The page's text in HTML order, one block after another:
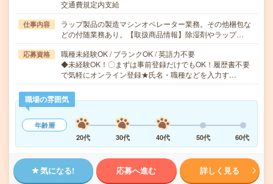
交通費規定内支給
仕事内容
ラップ製品の製造マシンオペレーター業務。その他梱包な
どの付随業務あり。【取扱商品情報】除湿剤やラップ…
応募資格
職種未経験OK / ブランクOK / 英語力不要
◆未経験OK！〇まずは事前登録だけでもOK！履歴書不要
で気軽にオンライン登録★氏名・職種などを入力す…
職場の雰囲気
年齢層
20代
30代 40代 50代 60代
気になる! 応募へ進む 詳しく見る